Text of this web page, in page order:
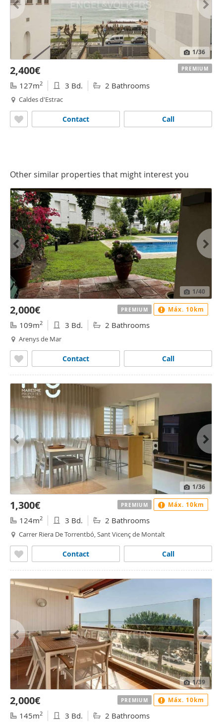
1/36
2,400€
127m2 3 Bd. 2 Bathrooms
Caldes d'Estrac
Call
Contact
PREMIUM
Other similar properties that might interest you
1/40
2,000€
109m2 3 Bd. 2 Bathrooms
Arenys de Mar
Call
Contact
PREMIUM Máx. 10km
1/36
1,300€
124m2 3 Bd. 2 Bathrooms
Carrer Riera De Torrentbó, Sant Vicenç de Montalt
Call
Contact
PREMIUM Máx. 10km
1/39
2,000€
145m2 3 Bd. 2 Bathrooms
PREMIUM Máx. 10km